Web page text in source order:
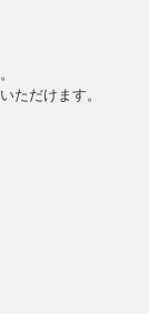
ただけます。